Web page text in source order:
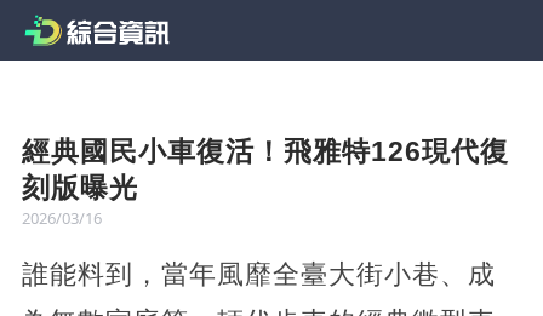
經典國民小車復活！飛雅特126現代復
刻版曝光
2026/03/16
誰能料到，當年風靡全臺大街小巷、成